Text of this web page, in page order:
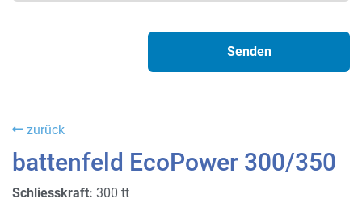
zurück
battenfeld EcoPower 300/350
Schliesskraft: 300 tt